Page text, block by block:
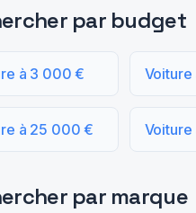
par budget
à 3 000 €
à 25 000 €
par marque